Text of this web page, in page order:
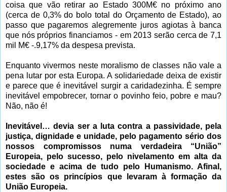
coisa que vão retirar ao Estado 300M€ no próximo ano
(cerca de 0,3% do bolo total do Orçamento de Estado), ao
passo que pagaremos alegremente juros agiotas à banca
que nós próprios financiamos - em 2013 serão cerca de 7,1
mil M€ -.9,17% da despesa prevista.
Enquanto vivermos neste moralismo de classes não vale a
pena lutar por esta Europa. A solidariedade deixa de existir
e parece que é inevitável surgir a caridadezinha. É sempre
inevitável empobrecer, tornar o povinho feio, pobre e mau?
Não, não é!
Inevitável… devia ser a luta contra a passividade, pela
justiça, dignidade e unidade, pelo pagamento sério dos
nossos compromissos numa verdadeira “União”
Europeia, pelo sucesso, pelo nivelamento em alta da
sociedade e acima de tudo pelo Humanismo. Afinal,
estes são os princípios que levaram à formação da
União Europeia.